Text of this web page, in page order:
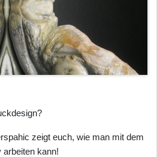
zeigt euch, wie man mit dem
kann!